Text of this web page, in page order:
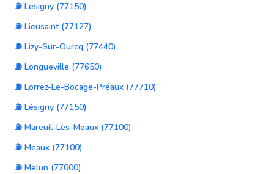
⛽ Lesigny (77150)
⛽ Lieusaint (77127)
⛽ Lizy-Sur-Ourcq (77440)
⛽ Longueville (77650)
⛽ Lorrez-Le-Bocage-Préaux (77710)
⛽ Lésigny (77150)
⛽ Mareuil-Lès-Meaux (77100)
⛽ Meaux (77100)
⛽ Melun (77000)